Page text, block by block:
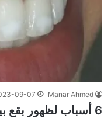
Manar Ahmed
09-07
6 أسباب لظهور بقع بيضاء على الأسنان